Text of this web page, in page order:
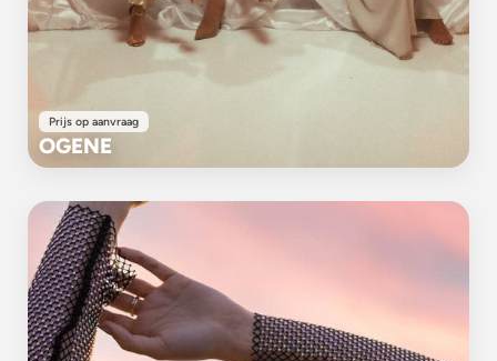
Prijs op aanvraag
OGENE